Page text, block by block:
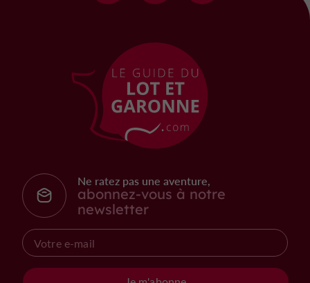
Ne ratez pas une aventure,
abonnez-vous à notre
newsletter